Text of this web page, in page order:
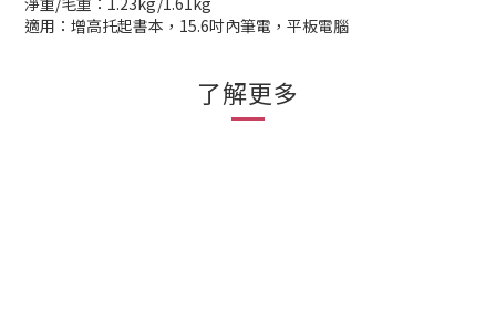
適用：增高托起書本，15.6吋內筆電，平板電腦
了解更多